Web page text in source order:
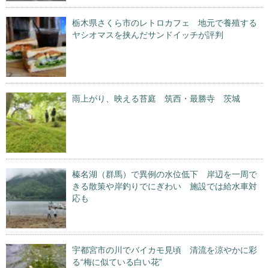
栃木県さくら市のレトロカフェ 地元で養殖する
ヤシオマスを挟んだサンドイッチが評判
雨上がり、映える苔庭 筑西・最勝寺 茨城
榛名湖（群馬）で異例の水位低下 岸辺を一周で
きる散策や岸釣りでにぎわい 施設では給水車対
応も
宇都宮市の川でバイカモ見頃 清流を涼やかに彩
る“梅に似ている白い花”